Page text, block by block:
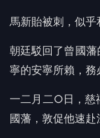
馬新貽被刺，似乎
朝廷駁回了曾國
寧的安寧所賴，務
一二月二○日，慈
國藩，敦促他速赴